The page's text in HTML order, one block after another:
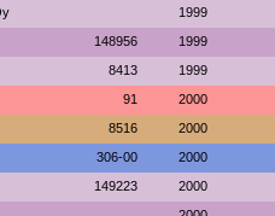
1999
148956 1999
8413 1999
91 2000
8516 2000
306-00 2000
149223 2000